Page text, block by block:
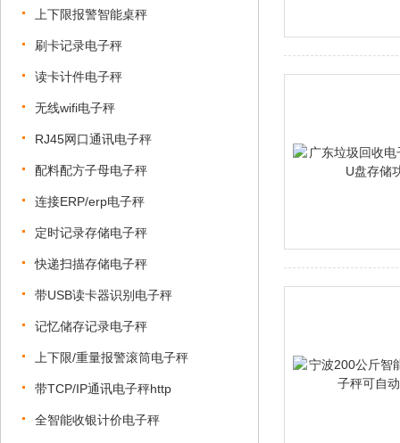
上下限报警智能桌秤
刷卡记录电子秤
读卡计件电子秤
无线wifi电子秤
RJ45网口通讯电子秤
配料配方子母电子秤
连接ERP/erp电子秤
定时记录存储电子秤
快递扫描存储电子秤
带USB读卡器识别电子秤
记忆储存记录电子秤
上下限/重量报警滚筒电子秤
带TCP/IP通讯电子秤http
全智能收银计价电子秤